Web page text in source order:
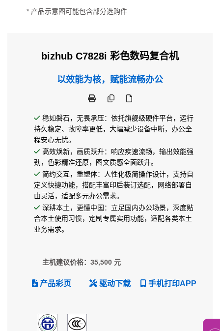
* 产品示意图可能包含部分选购件
bizhub C7828i 彩色数码复合机
以效能为核，赋能流畅办公
稳如磐石，无畏承压：依托旗舰级硬件平台，运行
持久稳定、故障率更低，大幅减少设备中断，办公全
程安心无忧。
高效焕新，画质跃升：响应疾速流畅，输出效能强
劲，色彩精准还原，图文质感全面跃升。
简约交互，重塑体：人性化极简操作设计，支持自
定义快捷功能，搭配丰富印后装订选配，网络部署自
由灵活，适配多元办公需求。
深耕本土，更懂中国：立足国内办公场景，深度贴
合本土使用习惯，定制专属实用功能，适配各类本土
业务需求。
主机建议价格：35,500 元
产品彩页 驱动下载 手机打印APP